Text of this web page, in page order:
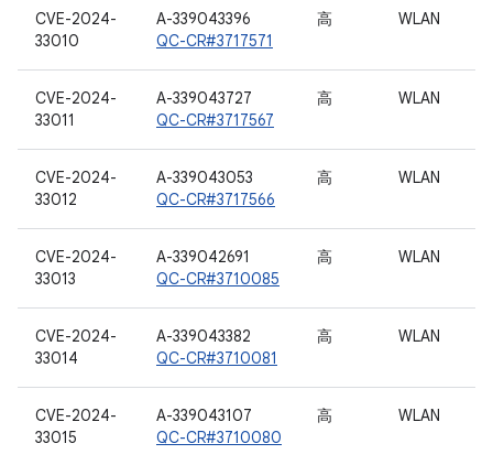
CVE-2024-
33010
A-339043396
QC-CR#3717571
高 WLAN
CVE-2024-
33011
A-339043727
QC-CR#3717567
高 WLAN
CVE-2024-
33012
A-339043053
QC-CR#3717566
高 WLAN
CVE-2024-
33013
A-339042691
QC-CR#3710085
高 WLAN
CVE-2024-
33014
A-339043382
QC-CR#3710081
高 WLAN
CVE-2024-
33015
A-339043107
QC-CR#3710080
高 WLAN